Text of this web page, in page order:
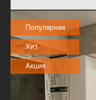
Популярная
Хит
Акция